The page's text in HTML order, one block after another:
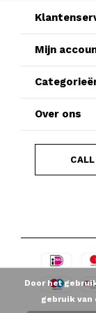
Mijn
Over ons
Door het
gebruik van